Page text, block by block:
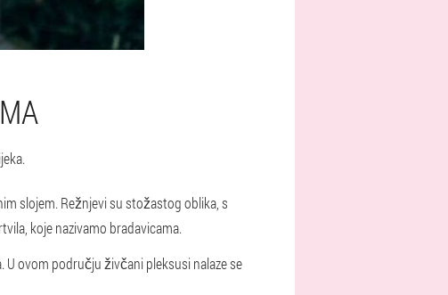
slojem. Režnjevi su stožastog oblika, s
koje nazivamo bradavicama.
U ovom području živčani pleksusi nalaze se